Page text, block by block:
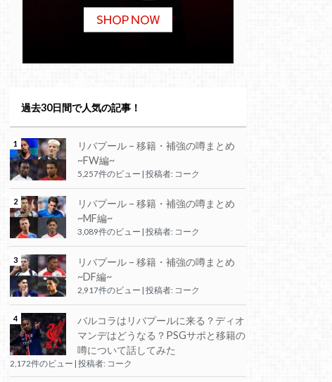
過去30日間で人気の記事！
リバプール – 移籍・補強の噂まとめ
~FW編~
5,257件のビュー | 投稿者: コーク
リバプール – 移籍・補強の噂まとめ
~MF編~
3,089件のビュー 投稿者: コーク
リバプール – 移籍・補強の噂まとめ
~DF編~
2,917件のビュー | 投稿者: コーク
バルコラはリバプールに来る？ディオ
マンデはどうなる？PSGサポと移籍の
噂について話してみた
2,172件のビュー | 投稿者: コーク